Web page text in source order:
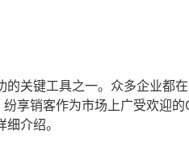
关键工具之一。众多企业都
享销客作为市场上广受欢迎
介绍。